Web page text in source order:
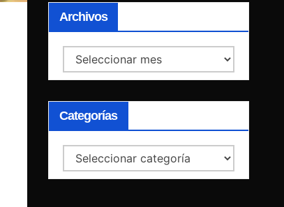
Archivos
Archivos
Categorías
Categorías